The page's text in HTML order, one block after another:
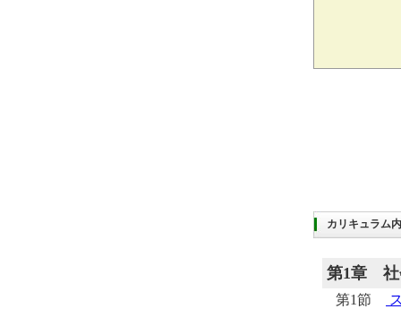
カリキュラム
第1章
第1節